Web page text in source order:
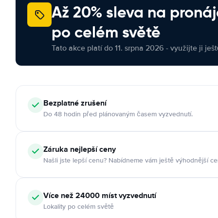
Až 20% sleva na
po celém světě
Tato akce platí do 11. srpna 2026 - využijte ji
Bezplatné zrušení
Do 48 hodin před plánovaným časem vyzvednutí.
Záruka nejlepší ceny
Našli jste lepší cenu? Nabídneme vám ještě výhodnější
Více než 24000 míst vyzvednutí
Lokality po celém světě